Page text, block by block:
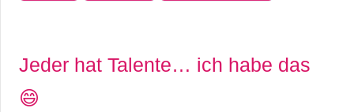
Jeder hat Talente… ich habe das
😄